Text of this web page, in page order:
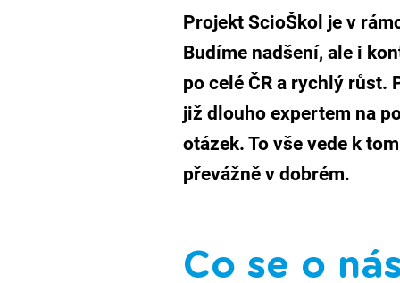
Projekt ScioŠkol je v
Budíme nadšení, ale i
po celé ČR a rychlý růst.
již dlouho expertem na
otázek. To vše vede k
převážně v dobrém.
Co se o